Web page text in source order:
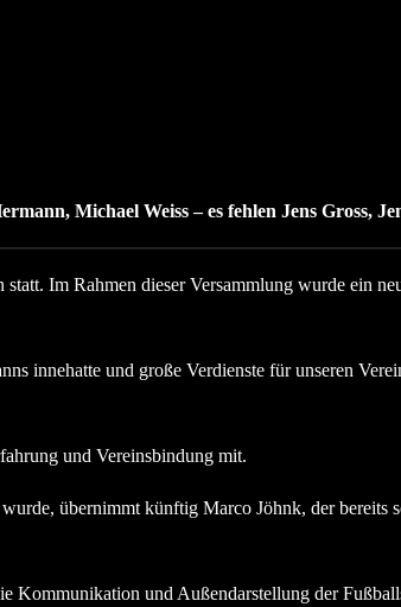
Michael Weiss – es fehlen Jens Gross,
Im Rahmen dieser Versammlung wurde ein
innehatte und große Verdienste für unseren
und Vereinsbindung mit.
übernimmt künftig Marco Jöhnk, der bereits
Kommunikation und Außendarstellung der